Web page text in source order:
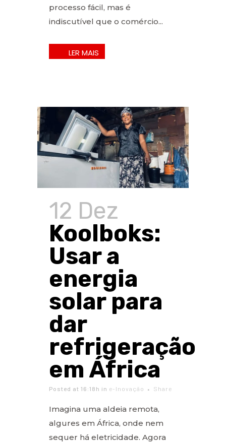
processo fácil, mas é
indiscutível que o comércio...
12 Dez
Koolboks:
Usar a
energia
solar para
dar
refrigeração
em África
Posted at 16:18h in e-Inovação Share
Imagina uma aldeia remota,
algures em África, onde nem
sequer há eletricidade. Agora